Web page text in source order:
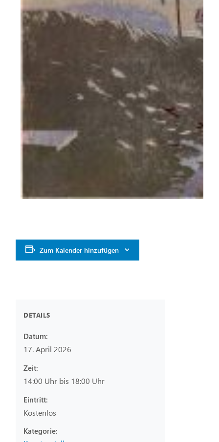
Zum Kalender hinzufügen
DETAILS
Datum:
17. April 2026
Zeit:
14:00 Uhr bis 18:00 Uhr
Eintritt:
Kostenlos